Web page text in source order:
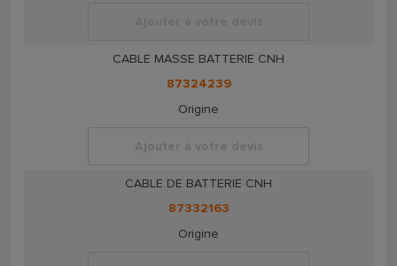
CABLE MASSE BATTERIE CNH
87324239
Origine
Ajouter à votre devis
CABLE DE BATTERIE CNH
87332163
Origine